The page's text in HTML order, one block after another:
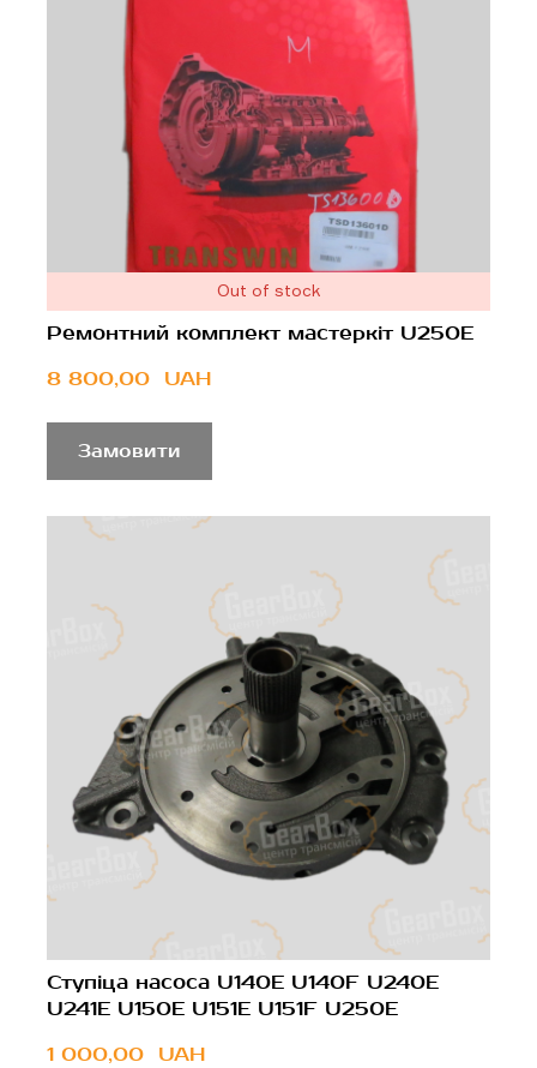
Out of stock
Ремонтний комплект мастеркіт U250E
8 800,00  UAH
Замовити
Ступіца насоса U140E U140F U240E
U241E U150E U151E U151F U250E
1 000,00  UAH